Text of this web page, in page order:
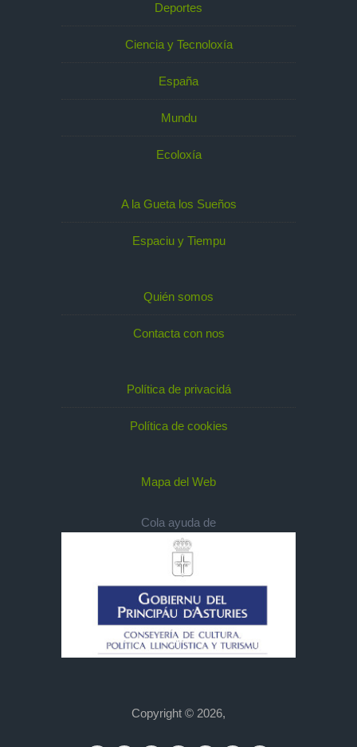
Deportes
Ciencia y Tecnoloxía
España
Mundu
Ecoloxía
A la Gueta los Sueños
Espaciu y Tiempu
Quién somos
Contacta con nos
Política de privacidá
Política de cookies
Mapa del Web
Cola ayuda de
Copyright © 2026,